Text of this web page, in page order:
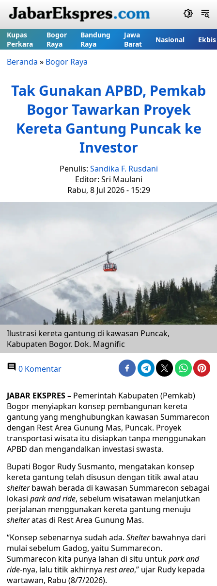
Kupas
Perkara
Bogor
Raya
Bandung
Raya
Jawa
Barat
Nasional Ekbis
Beranda » Bogor Raya
Tak Gunakan APBD, Pemkab
Bogor Tawarkan Proyek
Kereta Gantung Puncak ke
Investor
Penulis: Sandika F. Rusdani
Editor: Sri Maulani
Rabu, 8 Jul 2026 - 15:29
Ilustrasi kereta gantung di kawasan Puncak,
Kabupaten Bogor. Dok. Magnific
0 Komentar
JABAR EKSPRES – Pemerintah Kabupaten (Pemkab)
Bogor menyiapkan konsep pembangunan kereta
gantung yang menghubungkan kawasan Summarecon
dengan Rest Area Gunung Mas, Puncak. Proyek
transportasi wisata itu disiapkan tanpa menggunakan
APBD dan mengandalkan investasi swasta.
Bupati Bogor Rudy Susmanto, mengatakan konsep
kereta gantung telah disusun dengan titik awal atau
shelterbawah berada di kawasan Summarecon sebagai
lokasi park and ride, sebelum wisatawan melanjutkan
perjalanan menggunakan kereta gantung menuju
shelteratas di Rest Area Gunung Mas.
“Konsep sebenarnya sudah ada. Shelterbawahnya dari
mulai sebelum Gadog, yaitu Summarecon.
Summarecon kita punya lahan di situ untukpark and
ride-nya, lalu titik akhirnya rest area,” ujar Rudy kepada
wartawan, Rabu (8/7/2026).